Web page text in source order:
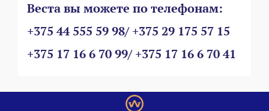
Веста вы можете по телефонам:
+375 44 555 59 98/ +375 29 175 57 15
+375 17 16 6 70 99/ +375 17 16 6 70 41